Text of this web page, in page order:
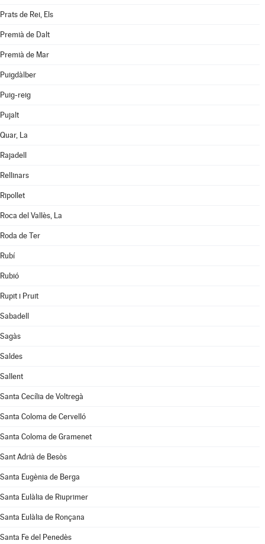
Prats de Rei, Els
Premià de Dalt
Premià de Mar
Puigdàlber
Puig-reig
Pujalt
Quar, La
Rajadell
Rellinars
Ripollet
Roca del Vallès, La
Roda de Ter
Rubí
Rubió
Rupit i Pruit
Sabadell
Sagàs
Saldes
Sallent
Santa Cecília de Voltregà
Santa Coloma de Cervelló
Santa Coloma de Gramenet
Sant Adrià de Besòs
Santa Eugènia de Berga
Santa Eulàlia de Riuprimer
Santa Eulàlia de Ronçana
Santa Fe del Penedès